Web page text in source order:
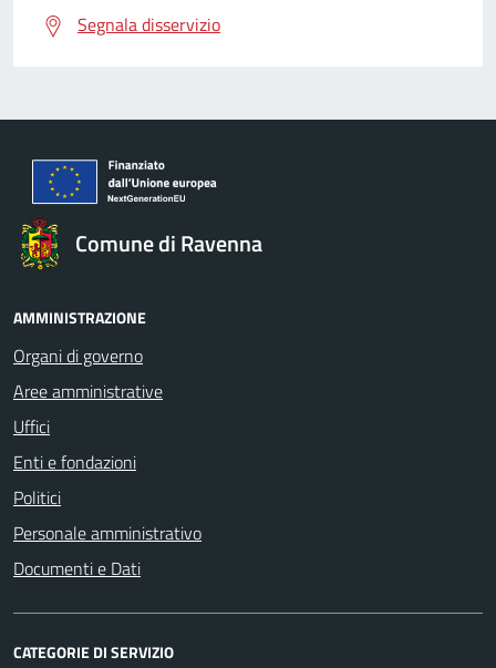
Segnala disservizio
Comune di Ravenna
AMMINISTRAZIONE
Organi di governo
Aree amministrative
Uffici
Enti e fondazioni
Politici
Personale amministrativo
Documenti e Dati
CATEGORIE DI SERVIZIO